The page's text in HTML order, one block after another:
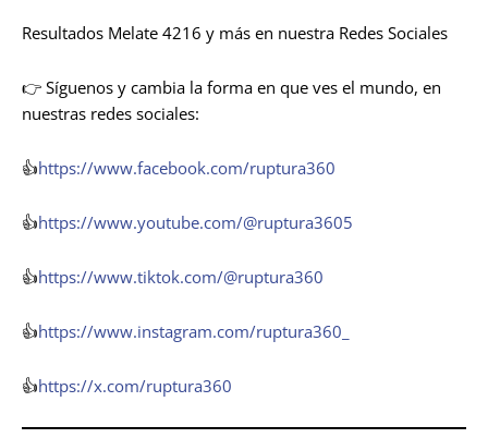
Resultados Melate 4216 y más en nuestra Redes Sociales
👉 Síguenos y cambia la forma en que ves el mundo, en
nuestras redes sociales:
👍https://www.facebook.com/ruptura360
👍https://www.youtube.com/@ruptura3605
👍https://www.tiktok.com/@ruptura360
👍https://www.instagram.com/ruptura360_
👍https://x.com/ruptura360